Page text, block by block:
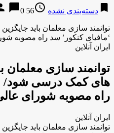
bookmark دسته‌بندی نشده access_time
56 years ago
chat_bubble0
توانمند سازی معلمان باید
‘مافیای کنکور’ سد راه مصوبه
ایران آنلاین
توانمند سازی معلمان
های کمک درسی شود/
راه مصوبه شورای
ایران آنلاین
توانمند سازی معلمان باید